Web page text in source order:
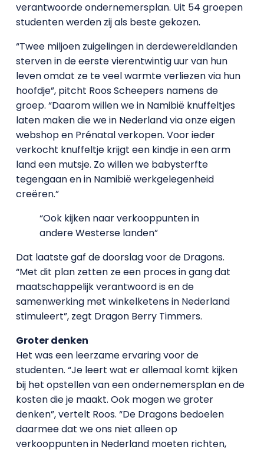
verantwoorde ondernemersplan. Uit 54 groepen
studenten werden zij als beste gekozen.
“Twee miljoen zuigelingen in derdewereldlanden
sterven in de eerste vierentwintig uur van hun
leven omdat ze te veel warmte verliezen via hun
hoofdje”, pitcht Roos Scheepers namens de
groep. “Daarom willen we in Namibië knuffeltjes
laten maken die we in Nederland via onze eigen
webshop en Prénatal verkopen. Voor ieder
verkocht knuffeltje krijgt een kindje in een arm
land een mutsje. Zo willen we babysterfte
tegengaan en in Namibië werkgelegenheid
creëren.”
“Ook kijken naar verkooppunten in
andere Westerse landen”
Dat laatste gaf de doorslag voor de Dragons.
“Met dit plan zetten ze een proces in gang dat
maatschappelijk verantwoord is en de
samenwerking met winkelketens in Nederland
stimuleert”, zegt Dragon Berry Timmers.
Groter denken
Het was een leerzame ervaring voor de
studenten. “Je leert wat er allemaal komt kijken
bij het opstellen van een ondernemersplan en de
kosten die je maakt. Ook mogen we groter
denken”, vertelt Roos. “De Dragons bedoelen
daarmee dat we ons niet alleen op
verkooppunten in Nederland moeten richten,